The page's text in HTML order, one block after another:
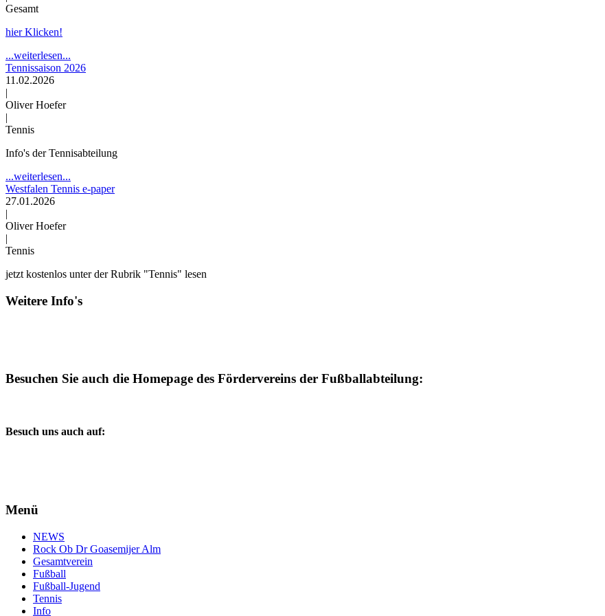
Gesamt
hier Klicken!
...weiterlesen...
Tennissaison 2026
11.02.2026
|
Oliver Hoefer
|
Tennis
Info's der Tennisabteilung
...weiterlesen...
Westfalen Tennis e-paper
27.01.2026
|
Oliver Hoefer
|
Tennis
jetzt kostenlos unter der Rubrik "Tennis" lesen
Weitere Info's
Besuchen Sie auch die Homepage des Fördervereins der Fußballabteilung:
Besuch uns auch auf:
Menü
NEWS
Rock Ob Dr Goasemijer Alm
Gesamtverein
Fußball
Fußball-Jugend
Tennis
Info